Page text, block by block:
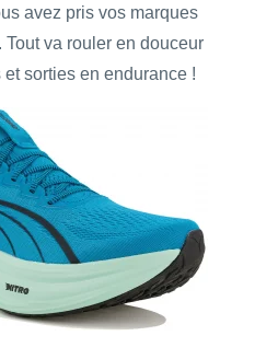
avez pris vos marques
Tout va rouler en douceur
sorties en endurance !